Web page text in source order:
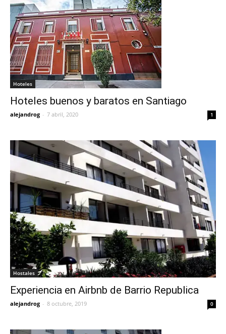
Hoteles
Hoteles buenos y baratos en Santiago
alejandrog - 7 abril, 2020 1
Hostales
Experiencia en Airbnb de Barrio Republica
alejandrog - 8 octubre, 2019 0